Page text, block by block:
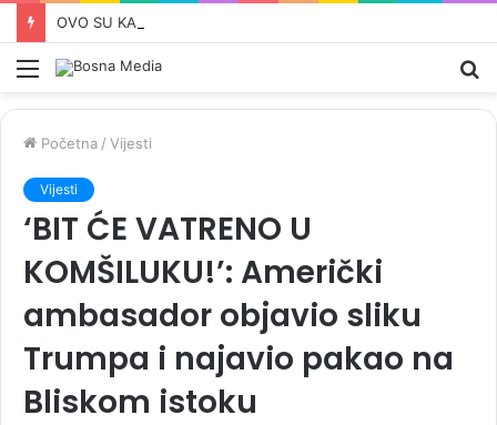
Meni
Početna / Vijesti
Vijesti
‘BIT ĆE VATRENO U
KOMŠILUKU!’: Američki
ambasador objavio sliku
Trumpa i najavio pakao na
Bliskom istoku